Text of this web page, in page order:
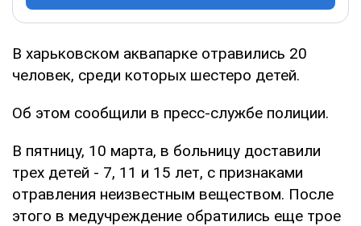
В харьковском аквапарке отравились 20
человек, среди которых шестеро детей.
Об этом сообщили в пресс-службе полиции.
В пятницу, 10 марта, в больницу доставили
трех детей - 7, 11 и 15 лет, с признаками
отравления неизвестным веществом. После
этого в медучреждение обратились еще трое